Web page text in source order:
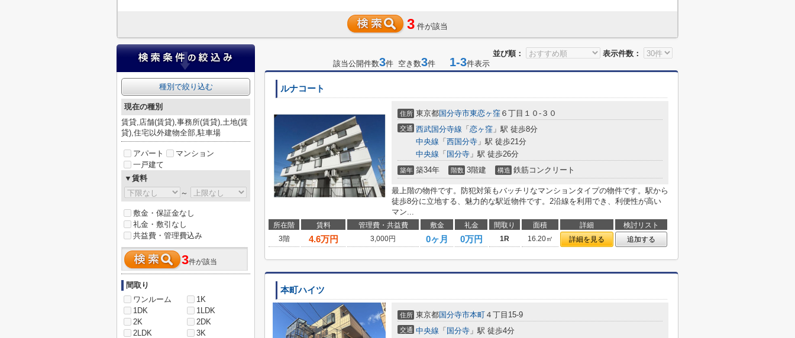
3 件が該当
並び順：
表示件数：
該当公開件数3件 空き数3件 1-3件表示
ルナコート
住所 東京都国分寺市東恋ヶ窪 ６丁目１０-３０
交通 西武国分寺線 「 恋ヶ窪 」駅 徒歩8分
中央線 「 西国分寺 」駅 徒歩21分
中央線 「 国分寺 」駅 徒歩26分
築年 築34年 階数 3階建 構造 鉄筋コンクリート
最上階の物件です。防犯対策もバッチリなマンションタイプの物件です。駅から
徒歩8分に立地する、魅力的な駅近物件です。2沿線を利用でき、利便性が高い
マン...
所在階 賃料 管理費・共益費 敷金 礼金 間取り 面積 詳細
検討リスト
3階
4.6万円 3,000円 0ヶ月 0万円 1R 16.20㎡ 詳細を見る 追加する
本町ハイツ
住所 東京都国分寺市本町 ４丁目15-9
交通 中央線 「 国分寺 」駅 徒歩4分
種別で絞り込む
現在の種別
賃貸,店舗(賃貸),事務所(賃貸),土地(賃
貸),住宅以外建物全部,駐車場
アパート
マンション
一戸建て
▼賃料
～
敷金・保証金なし
礼金・敷引なし
共益費・管理費込み
3件が該当
間取り
ワンルーム
1K
1DK
1LDK
2K
2DK
2LDK
3K